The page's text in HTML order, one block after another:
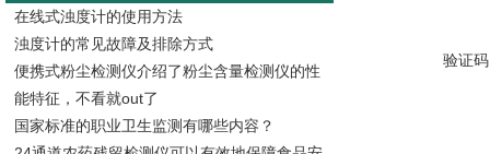
验证
在线式浊度计的使用方法
浊度计的常见故障及排除方式
便携式粉尘检测仪介绍了粉尘含量检测仪的性
能特征，不看就out了
国家标准的职业卫生监测有哪些内容？